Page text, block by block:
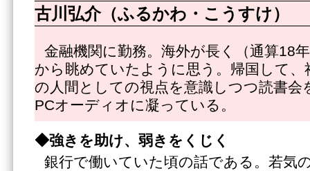
古川弘介（ふるかわ・こうすけ）
金融機関に勤務。海外が長く（通算18
から眺めていたように思う。帰国して、
の人間としての視点を意識しつつ読書会
PCオーディオに凝っている。
◆強きを助け、弱きをくじく
銀行で働いていた頃の話である。若気